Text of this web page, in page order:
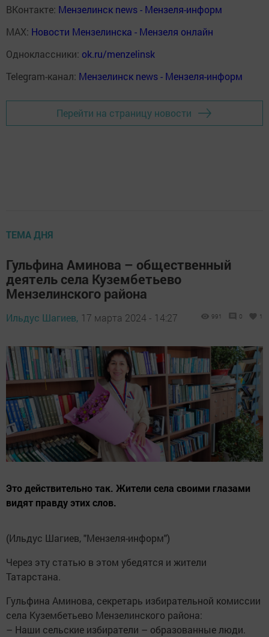
ВКонтакте: Мензелинск news - Мензеля-информ
MAX: Новости Мензелинска - Мензеля онлайн
Одноклассники: ok.ru/menzelinsk
Telegram-канал: Мензелинск news - Мензеля-информ
Перейти на страницу новости
ТЕМА ДНЯ
Гульфина Аминова – общественный
деятель села Кузембетьево
Мензелинского района
Ильдус Шагиев, 17 марта 2024 - 14:27 991 0 1
Это действительно так. Жители села своими глазами
видят правду этих слов.
(Ильдус Шагиев, "Мензеля-информ")
Через эту статью в этом убедятся и жители
Татарстана.
Гульфина Аминова, секретарь избирательной комиссии
села Кузембетьево Мензелинского района:
– Наши сельские избиратели – образованные люди.